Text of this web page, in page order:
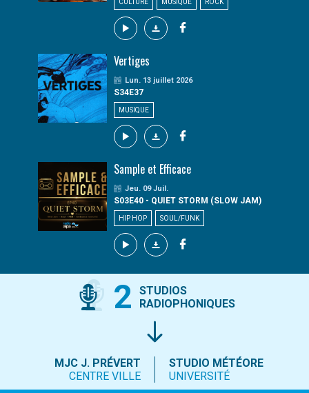
CULTURE MUSIQUE ROCK
Vertiges
Lun. 13 juillet 2026
S34E37
MUSIQUE
Sample et Efficace
Jeu. 09 Juil.
S03E40 - QUIET STORM (SLOW JAM)
HIP HOP SOUL/FUNK
2
STUDIOS
RADIOPHONIQUES
MJC J. PRÉVERT
CENTRE VILLE
STUDIO MÉTÉORE
UNIVERSITÉ